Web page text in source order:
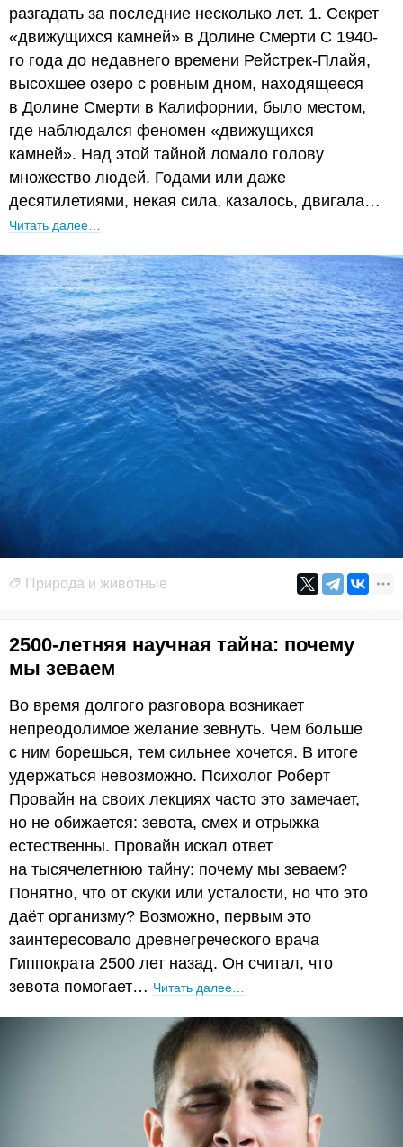
разгадать за последние несколько лет. 1. Секрет
«движущихся камней» в Долине Смерти С 1940-
го года до недавнего времени Рейстрек-Плайя,
высохшее озеро с ровным дном, находящееся
в Долине Смерти в Калифорнии, было местом,
где наблюдался феномен «движущихся
камней». Над этой тайной ломало голову
множество людей. Годами или даже
десятилетиями, некая сила, казалось, двигала…
Читать далее…
Природа и животные
2500-летняя научная тайна: почему
мы зеваем
Во время долгого разговора возникает
непреодолимое желание зевнуть. Чем больше
с ним борешься, тем сильнее хочется. В итоге
удержаться невозможно. Психолог Роберт
Провайн на своих лекциях часто это замечает,
но не обижается: зевота, смех и отрыжка
естественны. Провайн искал ответ
на тысячелетнюю тайну: почему мы зеваем?
Понятно, что от скуки или усталости, но что это
даёт организму? Возможно, первым это
заинтересовало древнегреческого врача
Гиппократа 2500 лет назад. Он считал, что
зевота помогает… Читать далее…